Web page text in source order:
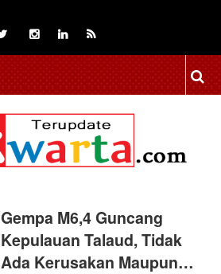
Gempa M6,4 Guncang
Kepulauan Talaud, Tidak
Ada Kerusakan Maupun…